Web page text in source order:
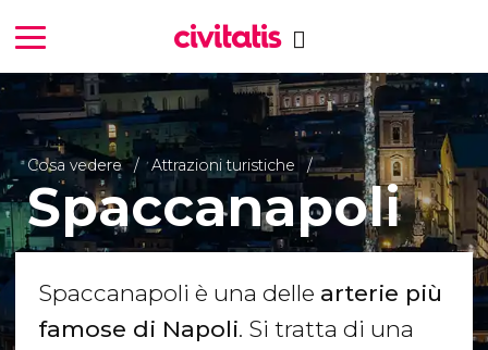
Cosa vedere Attrazioni turistiche
Spaccanapoli
Spaccanapoli è una delle arterie più
famose di Napoli. Si tratta di una